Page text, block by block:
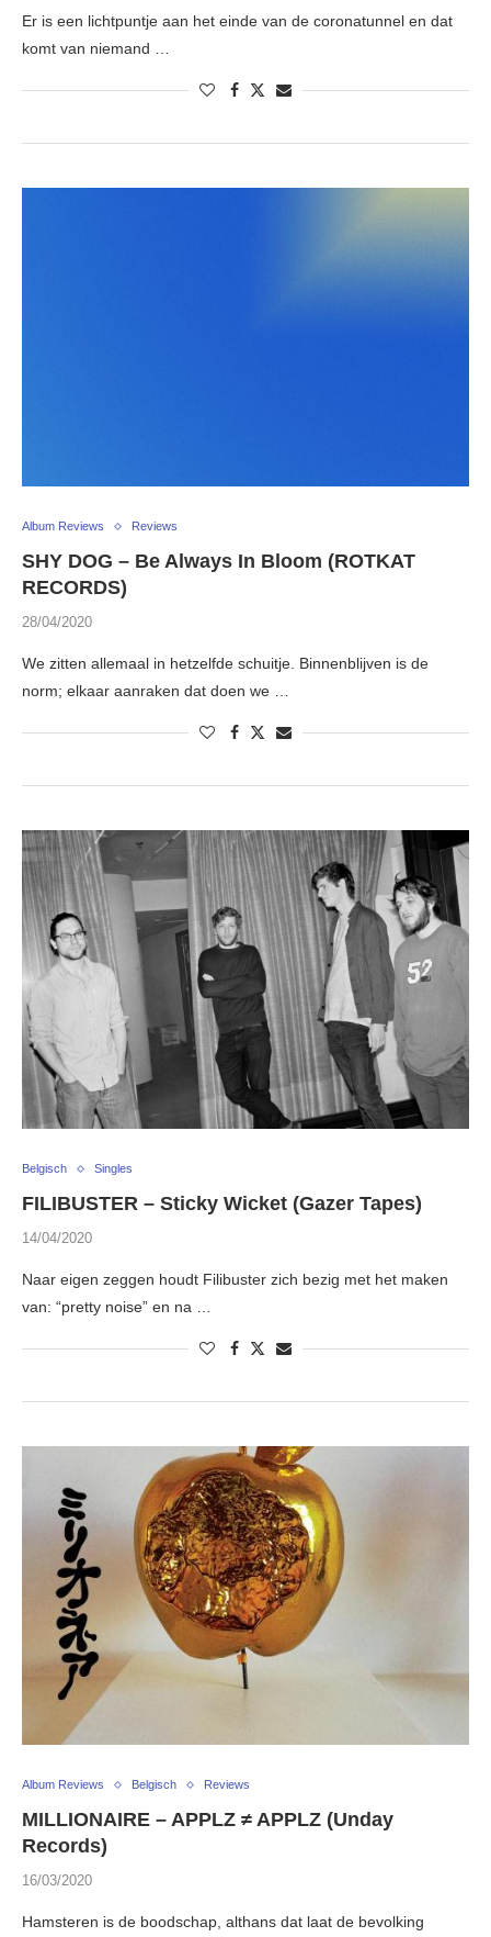
Er is een lichtpuntje aan het einde van de coronatunnel en dat
komt van niemand …
Album Reviews Reviews
SHY DOG – Be Always In Bloom (ROTKAT
RECORDS)
28/04/2020
We zitten allemaal in hetzelfde schuitje. Binnenblijven is de
norm; elkaar aanraken dat doen we …
Belgisch Singles
FILIBUSTER – Sticky Wicket (Gazer Tapes)
14/04/2020
Naar eigen zeggen houdt Filibuster zich bezig met het maken
van: “pretty noise” en na …
Album Reviews Belgisch Reviews
MILLIONAIRE – APPLZ ≠ APPLZ (Unday
Records)
16/03/2020
Hamsteren is de boodschap, althans dat laat de bevolking